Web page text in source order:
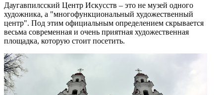
Даугавпилсский Центр Искусств – это не музей одного
художника, а "многофункциональный художественный
центр". Под этим официальным определением скрывается
весьма современная и очень приятная художественная
площадка, которую стоит посетить.